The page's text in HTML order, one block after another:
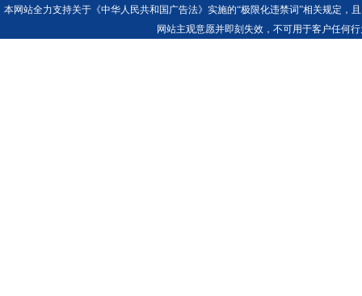
本网站全力支持关于《中华人民共和国广告法》实施的“极限化违禁词”相关规定，
网站主观意愿并即刻失效，不可用于客户任何